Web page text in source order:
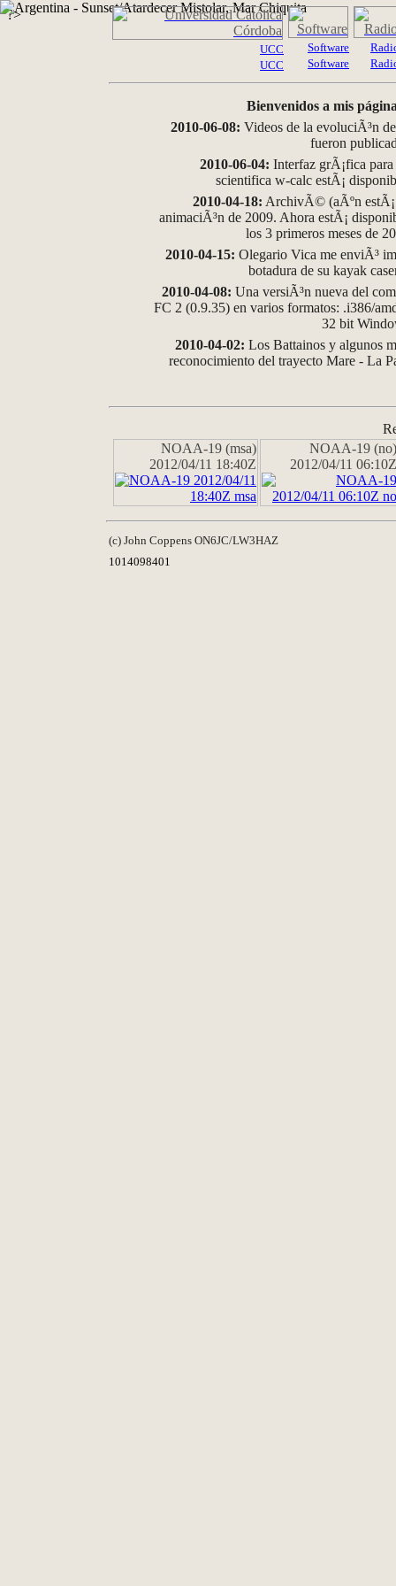
?>
UCC
UCC
Software
Software
Bienvenidos a mis
2010-06-08: Videos de la evoluciÃ³n
fueron
2010-06-04: Interfaz grÃ¡fica
scientifica w-calc estÃ¡
2010-04-18: ArchivÃ© (aÃºn
animaciÃ³n de 2009. Ahora estÃ¡
los 3 primeros meses de
2010-04-15: Olegario Vica me enviÃ³
botadura de su kayak
2010-04-08: Una versiÃ³n nueva del
FC 2 (0.9.35) en varios formatos: .i386/
32 bit
2010-04-02: Los Battainos y algunos
reconocimiento del trayecto Mare - La
NOAA-19 (msa)
2012/04/11 18:40Z
NOAA-19 (no)
2012/04/11 06:10Z
(c) John Coppens ON6JC/LW3HAZ
1014098401